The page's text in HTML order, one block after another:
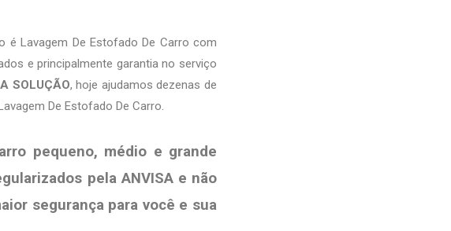
é Lavagem De Estofado De Carro com
e principalmente garantia no serviço
SOLUÇÃO, hoje ajudamos dezenas de
De Estofado De Carro.
pequeno, médio e grande
pela ANVISA e não
segurança para você e sua